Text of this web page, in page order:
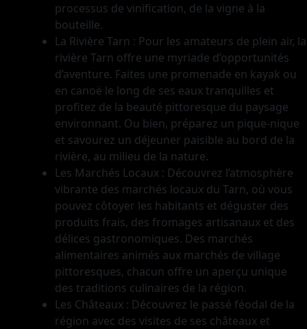
processus de vinification, de la vigne à la
bouteille.
La Rivière Tarn : Pour les amateurs de plein air, la
rivière Tarn offre une myriade d’opportunités
d’aventure. Faites une promenade en kayak ou
en canoë le long de ses eaux tranquilles et
profitez de la beauté pittoresque du paysage
environnant. Ou bien, préparez un pique-nique
et savourez un déjeuner paisible au bord de la
rivière, au milieu de la nature.
Les Marchés Locaux : Découvrez l’atmosphère
vibrante des marchés locaux du Tarn, où vous
pouvez côtoyer les habitants et déguster des
produits frais, des fromages artisanaux et des
délices gastronomiques. Des marchés
alimentaires animés aux marchés de village
pittoresques, chacun offre un aperçu unique
des traditions culinaires de la région.
Les Châteaux : Découvrez le passé féodal de la
région avec des visites de ses châteaux et